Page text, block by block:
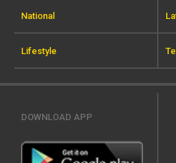
National
Lifestyle
DOWNLOAD APP